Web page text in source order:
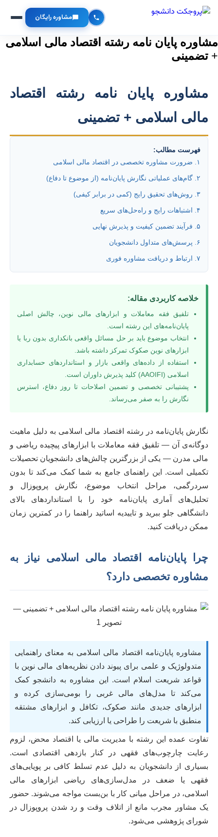
مشاوره رایگان
مشاوره پایان نامه رشته اقتصاد مالی اسلامی
+ تضمینی
مشاوره پایان نامه رشته اقتصاد
مالی اسلامی + تضمینی
فهرست مطالب:
۱. ضرورت مشاوره تخصصی در اقتصاد مالی اسلامی
۲. گام‌های عملیاتی نگارش پایان‌نامه (از موضوع تا دفاع)
۳. روش‌های تحقیق رایج (کمی در برابر کیفی)
۴. اشتباهات رایج و راه‌حل‌های سریع
۵. فرآیند تضمین کیفیت و پذیرش نهایی
۶. پرسش‌های متداول دانشجویان
۷. ارتباط و دریافت مشاوره فوری
خلاصه کاربردی مقاله:
تلفیق فقه معاملات و ابزارهای مالی نوین، چالش اصلی
پایان‌نامه‌های این رشته است.
انتخاب موضوع باید بر حل مسائل واقعی بانکداری بدون ربا یا
ابزارهای نوین صکوک تمرکز داشته باشد.
استفاده از داده‌های واقعی بازار و استانداردهای حسابداری
اسلامی (AAOIFI) کلید پذیرش داوران است.
پشتیبانی تخصصی و تضمین اصلاحات تا روز دفاع، استرس
نگارش را به صفر می‌رساند.
نگارش پایان‌نامه در رشته اقتصاد مالی اسلامی به دلیل ماهیت
دوگانه‌ی آن — تلفیق فقه معاملات با ابزارهای پیچیده ریاضی و
مالی مدرن — یکی از بزرگترین چالش‌های دانشجویان تحصیلات
تکمیلی است. این راهنمای جامع به شما کمک می‌کند تا بدون
سردرگمی، مراحل انتخاب موضوع، نگارش پروپوزال و
تحلیل‌های آماری پایان‌نامه خود را با استانداردهای بالای
دانشگاهی جلو ببرید و تاییدیه اساتید راهنما را در کمترین زمان
ممکن دریافت کنید.
چرا پایان‌نامه اقتصاد مالی اسلامی نیاز به
مشاوره تخصصی دارد؟
مشاوره پایان‌نامه اقتصاد مالی اسلامی به معنای راهنمایی
متدولوژیک و علمی برای پیوند دادن نظریه‌های مالی نوین با
قواعد شریعت اسلام است. این مشاوره به دانشجو کمک
می‌کند تا مدل‌های مالی غربی را بومی‌سازی کرده و
ابزارهای جدیدی مانند صکوک، تکافل و ابزارهای مشتقه
منطبق با شریعت را طراحی یا ارزیابی کند.
تفاوت عمده این رشته با مدیریت مالی یا اقتصاد محض، لزوم
رعایت چارچوب‌های فقهی در کنار بازدهی اقتصادی است.
بسیاری از دانشجویان به دلیل عدم تسلط کافی بر پویایی‌های
فقهی یا ضعف در مدل‌سازی‌های ریاضی ابزارهای مالی
اسلامی، در مراحل میانی کار با بن‌بست مواجه می‌شوند. حضور
یک مشاور مجرب مانع از اتلاف وقت و رد شدن پروپوزال در
شورای پژوهشی می‌شود.